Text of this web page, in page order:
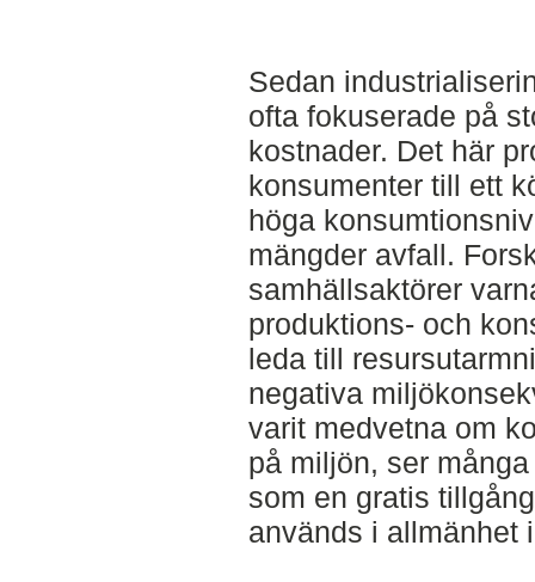
Sedan
ofta fokuserade på
kostnader. Det här
konsumenter till ett
höga
mängder avfall.
samhällsaktörer
produktions- och
leda till
negativa
varit medvetna om
på miljön, ser
som en gratis
används i allmänhet